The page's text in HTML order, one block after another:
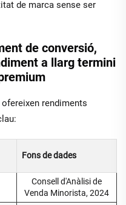
de marca sense ser
de conversió,
a llarg termini
rendiments
Fons de dades
Consell d'Anàlisi de
Venda Minorista, 2024